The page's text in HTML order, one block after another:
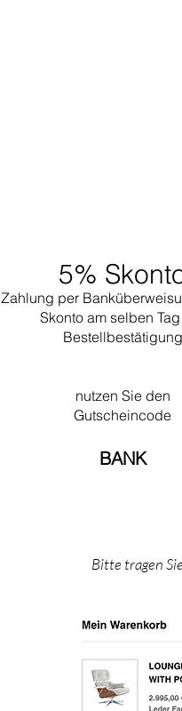
5%
Zahlung per
Skonto am selben
Bestellbestätigung
nutzen Sie den
Gutscheincode
BANK
Bitte tragen